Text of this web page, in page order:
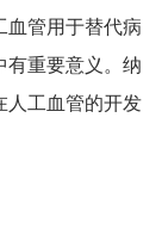
血管用于替代病
有重要意义。纳
人工血管的开发